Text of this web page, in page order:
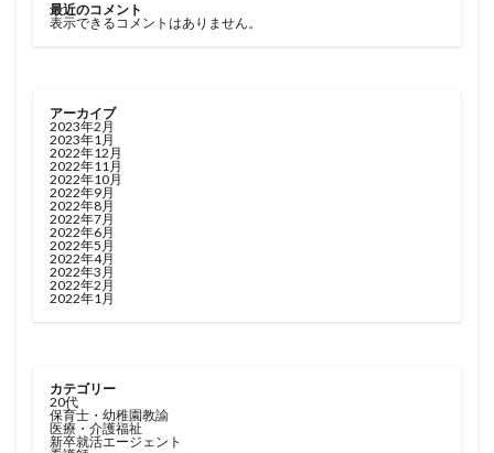
最近のコメント
表示できるコメントはありません。
アーカイブ
2023年2月
2023年1月
2022年12月
2022年11月
2022年10月
2022年9月
2022年8月
2022年7月
2022年6月
2022年5月
2022年4月
2022年3月
2022年2月
2022年1月
カテゴリー
20代
保育士・幼稚園教諭
医療・介護福祉
新卒就活エージェント